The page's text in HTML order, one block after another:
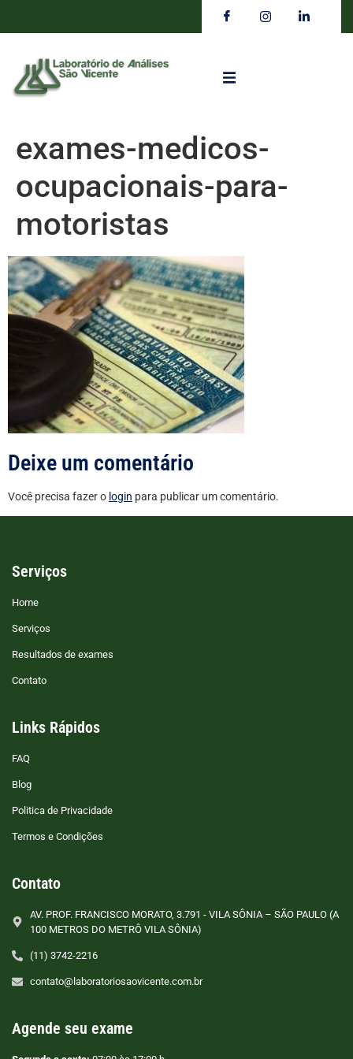
exames-medicos-
ocupacionais-para-
motoristas
Deixe um comentário
Você precisa fazer o login para publicar um comentário.
Serviços
Home
Serviços
Resultados de exames
Contato
Links Rápidos
FAQ
Blog
Politica de Privacidade
Termos e Condições
Contato
AV. PROF. FRANCISCO MORATO, 3.791 - VILA SÔNIA – SÃO PAULO (A
100 METROS DO METRÔ VILA SÔNIA)
(11) 3742-2216
contato@laboratoriosaovicente.com.br
Agende seu exame